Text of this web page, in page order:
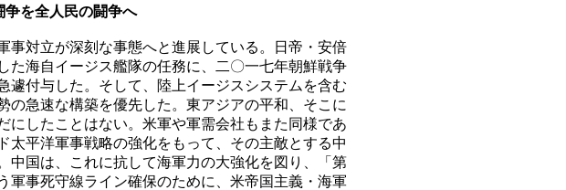
を全人民の闘争へ
対立が深刻な事態へと進展している。日帝・安倍
た海自イージス艦隊の任務に、二〇一七年朝鮮戦争
遽付与した。そして、陸上イージスシステムを含む
の急速な構築を優先した。東アジアの平和、そこに
にしたことはない。米軍や軍需会社もまた同様であ
太平洋軍事戦略の強化をもって、その主敵とする中
中国は、これに抗して海軍力の大強化を図り、「第
軍事死守線ライン確保のために、米帝国主義・海軍